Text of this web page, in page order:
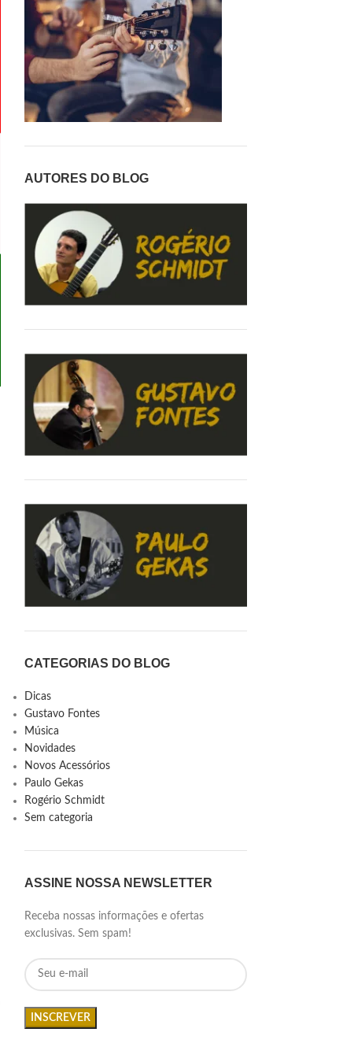
AUTORES DO BLOG
CATEGORIAS DO BLOG
Dicas
Gustavo Fontes
Música
Novidades
Novos Acessórios
Paulo Gekas
Rogério Schmidt
Sem categoria
ASSINE NOSSA NEWSLETTER
Receba nossas informações e ofertas
exclusivas. Sem spam!